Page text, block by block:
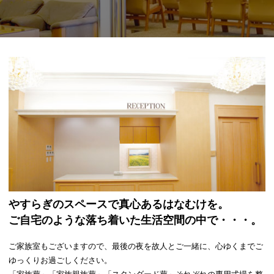
やすらぎのスペースで真心あるはなむけを。
ご自宅のような落ち着いた生活空間の中で・・・。
ご家族室もございますので、最後の夜を故人とご一緒に、心ゆくまでご
ゆっくりお過ごしください。